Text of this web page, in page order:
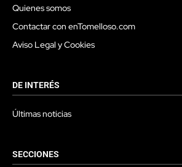
Quienes somos
Contactar con enTomelloso.com
Aviso Legal y Cookies
DE INTERÉS
Últimas noticias
SECCIONES